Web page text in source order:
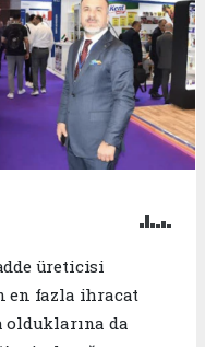
üreticisi
en fazla ihracat
da